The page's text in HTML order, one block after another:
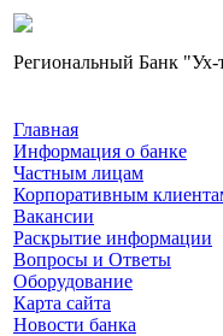
Региональный Банк
Главная
Информация о банке
Частным лицам
Корпоративным
Вакансии
Раскрытие информации
Вопросы и Ответы
Оборудование
Карта сайта
Новости банка